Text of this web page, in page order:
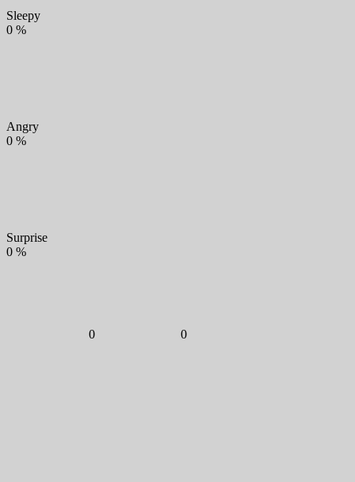
Sleepy
0 %
Angry
0 %
Surprise
0 %
0 0